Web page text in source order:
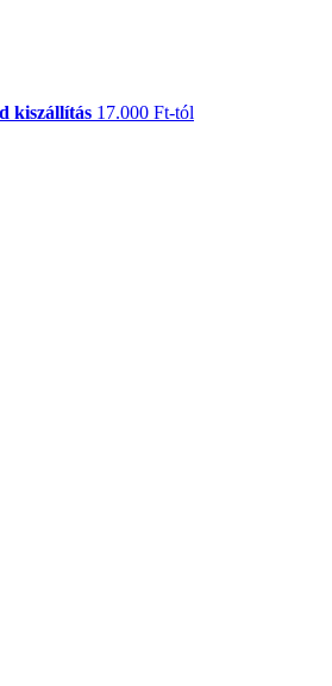
kiszállítás 17.000 Ft-tól